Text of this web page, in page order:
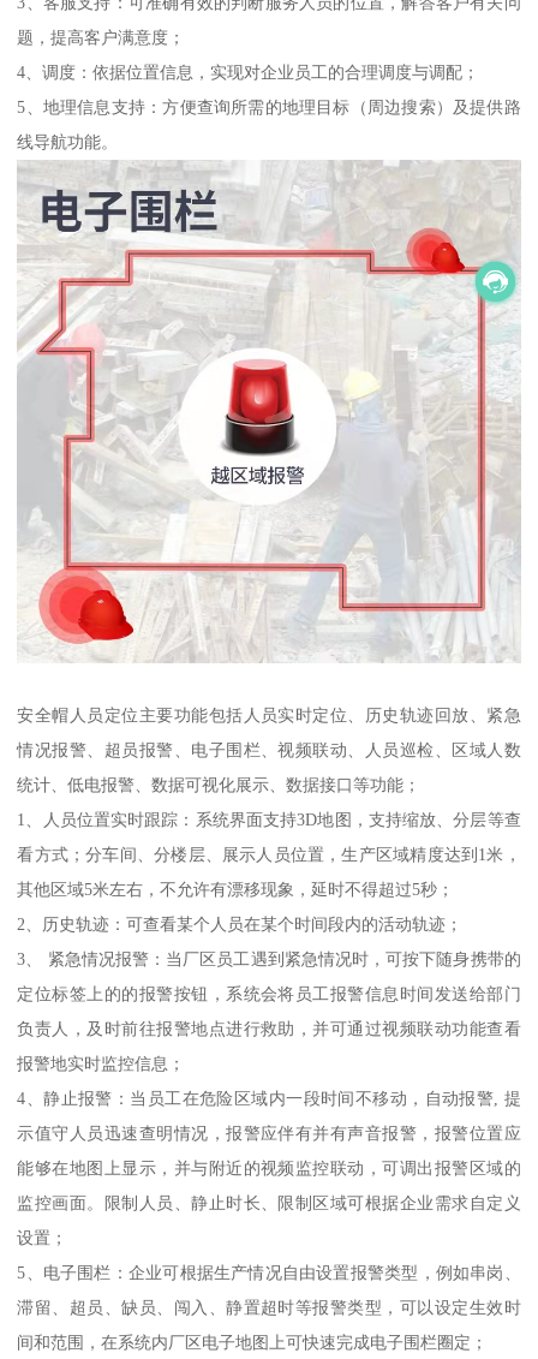
题，提高客户满意度；
4、调度：依据位置信息，实现对企业员工的合理调度与调配；
5、地理信息支持：方便查询所需的地理目标（周边搜索）及提供路
线导航功能。
安全帽人员定位主要功能包括人员实时定位、历史轨迹回放、紧急
情况报警、超员报警、电子围栏、视频联动、人员巡检、区域人数
统计、低电报警、数据可视化展示、数据接口等功能；
1、人员位置实时跟踪：系统界面支持3D地图，支持缩放、分层等查
看方式；分车间、分楼层、展示人员位置，生产区域精度达到1米，
其他区域5米左右，不允许有漂移现象，延时不得超过5秒；
2、历史轨迹：可查看某个人员在某个时间段内的活动轨迹；
3、 紧急情况报警：当厂区员工遇到紧急情况时，可按下随身携带的
定位标签上的的报警按钮，系统会将员工报警信息时间发送给部门
负责人，及时前往报警地点进行救助，并可通过视频联动功能查看
报警地实时监控信息；
4、静止报警：当员工在危险区域内一段时间不移动，自动报警, 提
示值守人员迅速查明情况，报警应伴有并有声音报警，报警位置应
能够在地图上显示，并与附近的视频监控联动，可调出报警区域的
监控画面。限制人员、静止时长、限制区域可根据企业需求自定义
设置；
5、电子围栏：企业可根据生产情况自由设置报警类型，例如串岗、
滞留、超员、缺员、闯入、静置超时等报警类型，可以设定生效时
间和范围，在系统内厂区电子地图上可快速完成电子围栏圈定；